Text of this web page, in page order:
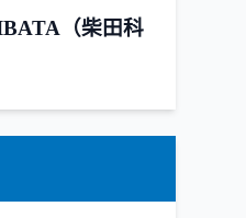
（柴田科